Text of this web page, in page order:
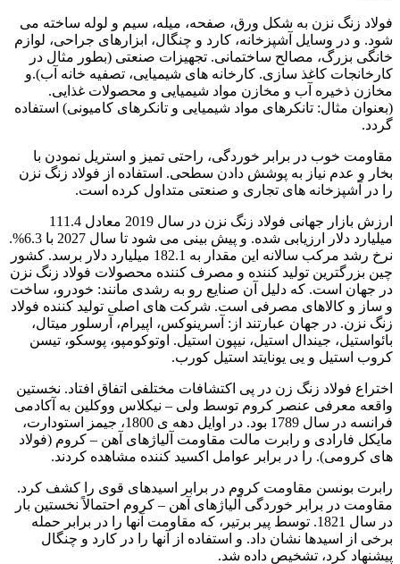
فولاد زنگ نزن به شکل ورق، صفحه، میله، سیم و لوله ساخته می
شود. و در وسایل آشپزخانه، کارد و چنگال، ابزارهای جراحی، لوازم
خانگی بزرگ، مصالح ساختمانی. تجهیزات صنعتی (بطور مثال در
کارخانجات کاغذ سازی. کارخانه های شیمیایی، تصفیه خانه آب).و
مخازن ذخیره آب و مخازن مواد شیمیایی و محصولات غذایی.
(بعنوان مثال: تانکرهای مواد شیمیایی و تانکرهای کامیونی) استفاده
گردد.
مقاومت خوب در برابر خوردگی، راحتی تمیز و استریل نمودن با
بخار و عدم نیاز به پوشش دادن سطحی. استفاده از فولاد زنگ نزن
را در آشپزخانه های تجاری و صنعتی متداول کرده است.
ارزش بازار جهانی فولاد زنگ نزن در سال 2019 معادل 111.4
میلیارد دلار ارزیابی شده. و پیش بینی می شود تا سال 2027 با 6.3%.
نرخ رشد مرکب سالانه این مقدار به 182.1 میلیارد دلار برسد. کشور
چین بزرگترین تولید کننده و مصرف کننده محصولات فولاد زنگ نزن
در جهان است. که دلیل آن صنایع رو به رشدی مانند: خودرو، ساخت
و ساز و کالاهای مصرفی است. شرکت های اصلی تولید کننده فولاد
زنگ نزن. در جهان عبارتند از: آسرینوکس، اپیرام، آرسلور میتال،
بائواستیل، جیندال استیل، نیپون استیل. اوتوکومپو، پوسکو، تیسن
کروب استیل و یی یونایتد استیل کورب.
اختراع فولاد زنگ زن در پی اکتشافات مختلفی اتفاق افتاد. نخستین
واقعه معرفی عنصر کروم توسط ولی – نیکلاس ووکلین به آکادمی
فرانسه در سال 1789 بود. در اوایل دهه ی 1800، جیمز استودارت،
مایکل فارادی و رابرت مالت مقاومت آلیاژهای آهن – کروم (فولاد
های کرومی). را در برابر عوامل اکسید کننده مشاهده کردند.
رابرت بونسن مقاومت کروم در برابر اسیدهای قوی را کشف کرد.
مقاومت در برابر خوردگی آلیاژهای آهن – کروم احتمالاً نخستین بار
در سال 1821. توسط پیر برتیر، که مقاومت آنها را در برابر حمله
برخی از اسیدها نشان داد. و استفاده از آنها را در کارد و چنگال
پیشنهاد کرد، تشخیص داده شد.